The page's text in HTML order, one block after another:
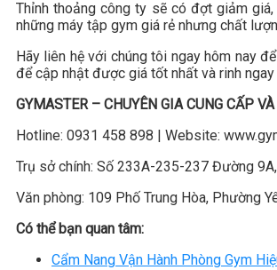
Thỉnh thoảng công ty sẽ có đợt giảm
những máy tập gym giá rẻ nhưng chất
Hãy liên hệ với chúng tôi ngay hôm nay
để cập nhật được giá tốt nhất và rinh
GYMASTER – CHUYÊN GIA CUNG CẤP
Hotline: 0931 458 898 | Website:
Trụ sở chính: Số 233A-235-237 Đường 9A,
Văn phòng: 109 Phố Trung Hòa, Phường
Có thể bạn quan tâm:
Cẩm Nang Vận Hành Phòng Gym